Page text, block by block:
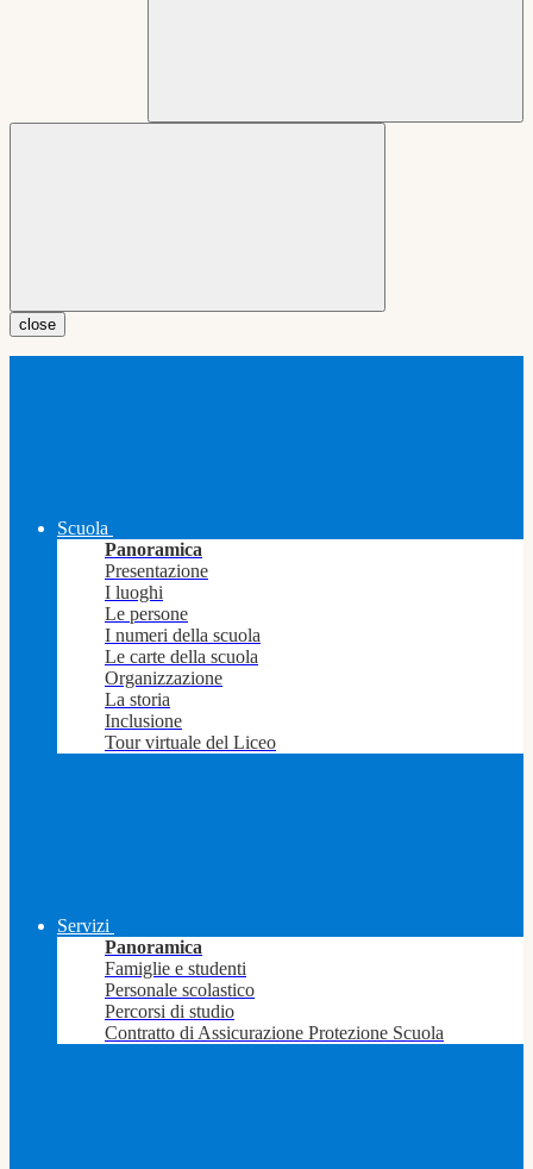
close
Scuola
Panoramica
Presentazione
I luoghi
Le persone
I numeri della scuola
Le carte della scuola
Organizzazione
La storia
Inclusione
Tour virtuale del Liceo
Servizi
Panoramica
Famiglie e studenti
Personale scolastico
Percorsi di studio
Contratto di Assicurazione Protezione Scuola